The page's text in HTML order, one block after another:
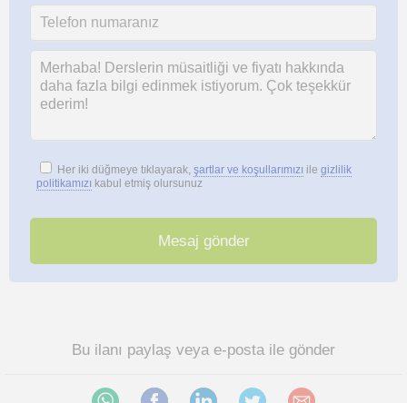
Her iki düğmeye tıklayarak, şartlar ve koşullarımızı ile gizlilik
politikamızı kabul etmiş olursunuz
Bu ilanı paylaş veya e-posta ile gönder